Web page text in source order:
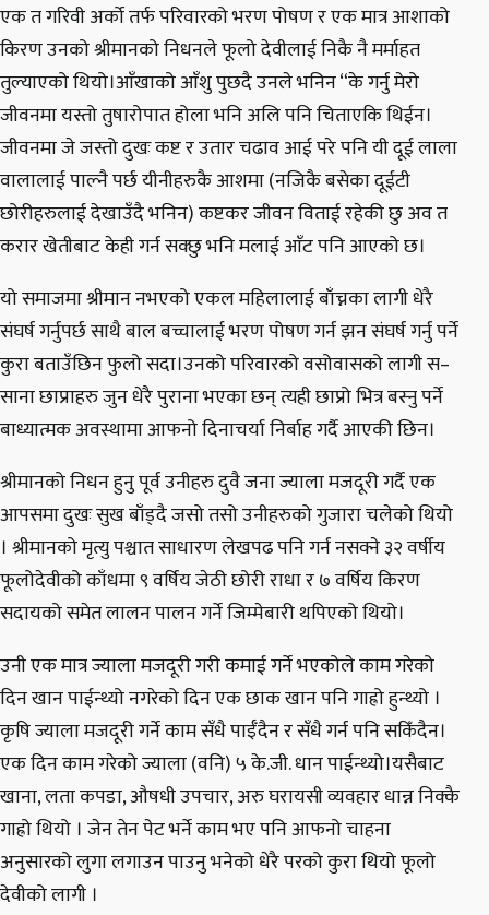
एक त गरिवी अर्को तर्फ परिवारको भरण पोषण र एक मात्र आशाको
किरण उनको श्रीमानको निधनले फूलो देवीलाई निकै नै मर्माहत
तुल्याएको थियो।आँखाको आँशु पुछदै उनले भनिन “के गर्नु मेरो
जीवनमा यस्तो तुषारोपात होला भनि अलि पनि चिताएकि थिईन।
जीवनमा जे जस्तो दुखः कष्ट र उतार चढाव आई परे पनि यी दूई लाला
वालालाई पाल्नै पर्छ यीनीहरुकै आशमा (नजिकै बसेका दूईटी
छोरीहरुलाई देखाउँदै भनिन) कष्टकर जीवन विताई रहेकी छु अव त
करार खेतीबाट केही गर्न सक्छु भनि मलाई आँट पनि आएको छ।
यो समाजमा श्रीमान नभएको एकल महिलालाई बाँच्नका लागी धेरै
संघर्ष गर्नुपर्छ साथै बाल बच्चालाई भरण पोषण गर्न झन संघर्ष गर्नु पर्ने
कुरा बताउँछिन फुलो सदा।उनको परिवारको वसोवासको लागी स–
साना छाप्राहरु जुन धेरै पुराना भएका छन् त्यही छाप्रो भित्र बस्नु पर्ने
बाध्यात्मक अवस्थामा आफनो दिनाचर्या निर्बाह गर्दै आएकी छिन।
श्रीमानको निधन हुनु पूर्व उनीहरु दुवै जना ज्याला मजदूरी गर्दै एक
आपसमा दुखः सुख बाँड्दै जसो तसो उनीहरुको गुजारा चलेको थियो
। श्रीमानको मृत्यु पश्चात साधारण लेखपढ पनि गर्न नसक्ने ३२ वर्षीय
फूलोदेवीको काँधमा ९ वर्षिय जेठी छोरी राधा र ७ वर्षिय किरण
सदायको समेत लालन पालन गर्ने जिम्मेबारी थपिएको थियो।
उनी एक मात्र ज्याला मजदूरी गरी कमाई गर्ने भएकोले काम गरेको
दिन खान पाईन्थ्यो नगरेको दिन एक छाक खान पनि गाह्रो हुन्थ्यो ।
कृषि ज्याला मजदूरी गर्ने काम सँधै पाईँदैन र सँधै गर्न पनि सकिँदैन।
एक दिन काम गरेको ज्याला (वनि) ५ के.जी. धान पाईन्थ्यो।यसैबाट
खाना, लता कपडा, औषधी उपचार, अरु घरायसी व्यवहार धान्न निक्कै
गाह्रो थियो । जेन तेन पेट भर्ने काम भए पनि आफनो चाहना
अनुसारको लुगा लगाउन पाउनु भनेको धेरै परको कुरा थियो फूलो
देवीको लागी ।